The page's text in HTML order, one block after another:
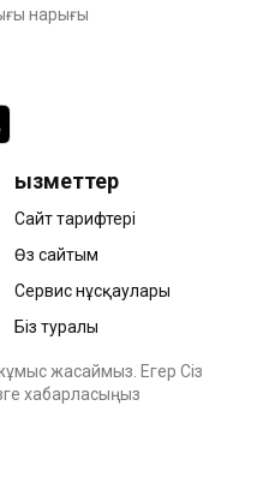
нарығы
Қызметтер
Сайт тарифтері
Өз сайтым
Сервис нұсқаулары
Біз туралы
жасаймыз. Егер Сіз
хабарласыңыз